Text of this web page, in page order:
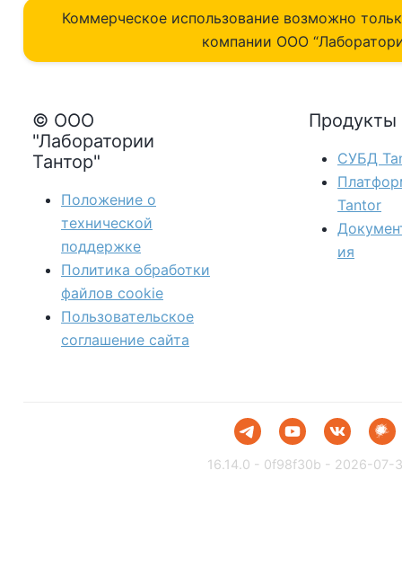
Коммерческое использование возможно
компании ОOO
© ООО
"Лаборатории
Тантор"
Положение о
технической
поддержке
Политика обработки
файлов сookie
Пользовательское
соглашение сайта
Продукты
СУБД
Tantor
ия
16.14.0 - 0f98f30b - 2026-07-